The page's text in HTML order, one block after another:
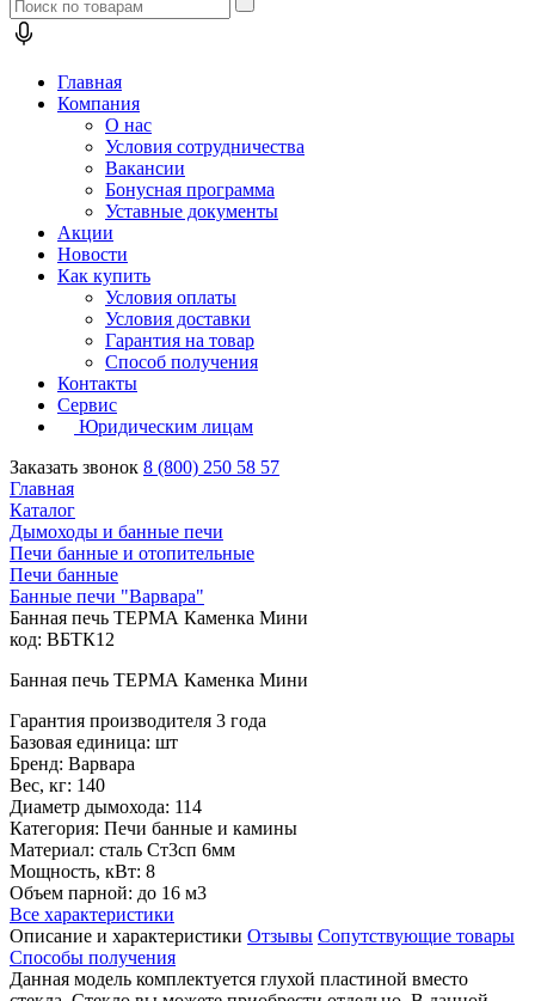
Главная
Компания
О нас
Условия сотрудничества
Вакансии
Бонусная программа
Уставные документы
Акции
Новости
Как купить
Условия оплаты
Условия доставки
Гарантия на товар
Способ получения
Контакты
Сервис
Юридическим лицам
Заказать звонок 8 (800) 250 58 57
Главная
Каталог
Дымоходы и банные печи
Печи банные и отопительные
Печи банные
Банные печи "Варвара"
Банная печь ТЕРМА Каменка Мини
код: ВБТК12
Банная печь ТЕРМА Каменка Мини
Гарантия производителя 3 года
Базовая единица: шт
Бренд: Варвара
Вес, кг: 140
Диаметр дымохода: 114
Категория: Печи банные и камины
Материал: сталь Ст3сп 6мм
Мощность, кВт: 8
Объем парной: до 16 м3
Все характеристики
Описание и характеристики Отзывы Сопутствующие товары
Способы получения
Данная модель комплектуется глухой пластиной вместо